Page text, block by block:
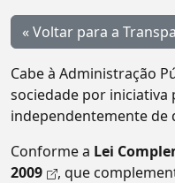
« Voltar para a
Cabe à Administração
sociedade por
independentemente de
Conforme a Lei
2009
, que